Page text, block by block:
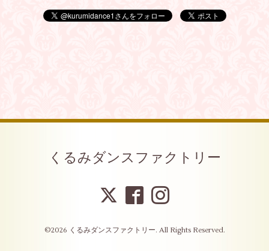
くるみダンスファクトリー
©2026 くるみダンスファクトリー. All Rights Reserved.